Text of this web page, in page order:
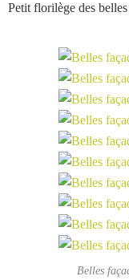
Petit florilège des
Belles